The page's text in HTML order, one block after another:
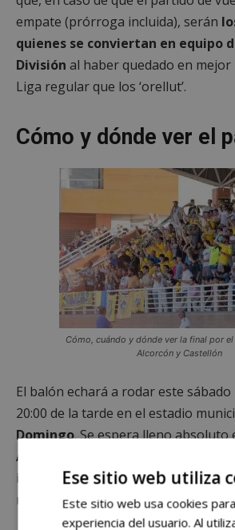
empate (prórroga incluida), serán
quienes se conviertan en equipo
División al haber quedado en mejor
Liga regular que los ‘orellut’.
Cómo y dónde ver el
Cómo, cuándo y dónde ver la final por
Alcorcón y Castellón
El balón echará a rodar este sábado
20:00 de la tarde en el estadio
Domingo. Se espera lleno absoluto
Alcorcón
para el que será, sin
importante de la temporada. Y uno
relevantes en la historia del club.
Ese sitio web utiliza
Este sitio web usa cookies
experiencia del usuario. Al